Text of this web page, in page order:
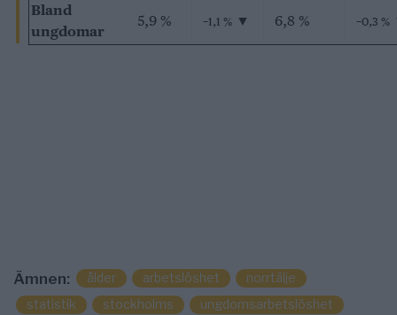
Bland
ungdomar
5,9 % −1,1 % ▼ 6,8 % −0,3 %
Ämnen: ålder arbetslöshet
norrtälje
statistik
stockholms ungdomsarbetslöshet